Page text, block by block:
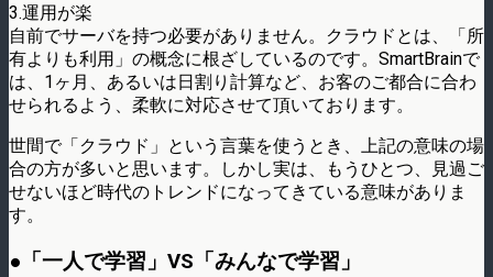
3.運用が楽
自前でサーバを持つ必要がありません。クラウドとは、「所
有よりも利用」の概念に根ざしているのです。SmartBrainで
は、1ヶ月、あるいは日割り計算など、お客のご都合に合わ
せられるよう、柔軟に対応させて頂いております。
世間で「クラウド」という言葉を使うとき、上記の意味の場
合の方が多いと思います。しかし実は、もうひとつ、見過ご
せないほど時代のトレンドになってきている意味がありま
す。
●「一人で学習」VS「みんなで学習」